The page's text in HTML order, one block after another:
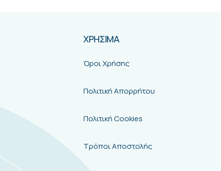
ΧΡΗΣΙΜΑ
Όροι Χρήσης
Πολιτική Απορρήτου
Πολιτική Cookies
Τρόποι Αποστολής